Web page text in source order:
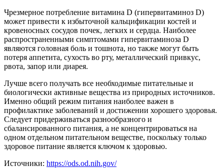
Чрезмерное потребление витамина D (гипервитаминоз D)
может привести к избыточной кальцификации костей и
кровеносных сосудов почек, легких и сердца. Наиболее
распространенными симптомами гипервитаминоза D
являются головная боль и тошнота, но также могут быть
потеря аппетита, сухость во рту, металлический привкус,
рвота, запор или диарея.
Лучше всего получать все необходимые питательные и
биологически активные вещества из природных источников.
Именно общий режим питания наиболее важен в
профилактике заболеваний и достижении хорошего здоровья.
Следует придерживаться разнообразного и
сбалансированного питания, а не концентрироваться на
одном отдельном питательном веществе, поскольку только
здоровое питание является ключом к здоровью.
Источники: https://ods.od.nih.gov/